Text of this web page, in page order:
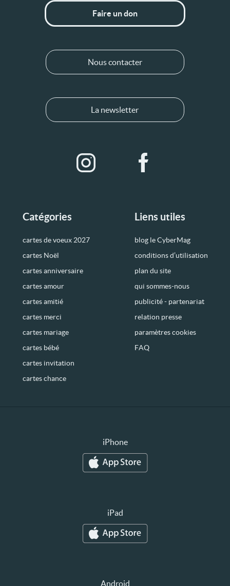
Catégories
cartes de voeux 2027
cartes Noël
cartes anniversaire
cartes amour
cartes amitié
cartes merci
cartes mariage
cartes bébé
cartes invitation
cartes chance
Liens utiles
blog le CyberMag
conditions d’utilisation
plan du site
qui sommes-nous
publicité - partenariat
relation presse
paramètres cookies
FAQ
Faire un don
Nous contacter
La newsletter
iPhone
iPad
Android